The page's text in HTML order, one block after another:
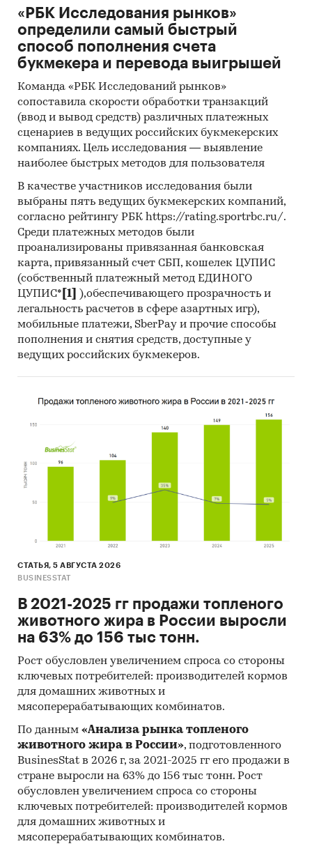
«РБК Исследования рынков»
определили самый быстрый
способ пополнения счета
букмекера и перевода выигрышей
Команда «РБК Исследований рынков»
сопоставила скорости обработки транзакций
(ввод и вывод средств) различных платежных
сценариев в ведущих российских букмекерских
компаниях. Цель исследования — выявление
наиболее быстрых методов для пользователя
В качестве участников исследования были
выбраны пять ведущих букмекерских компаний,
согласно рейтингу РБК https://rating.sportrbc.ru/.
Среди платежных методов были
проанализированы привязанная банковская
карта, привязанный счет СБП, кошелек ЦУПИС
(собственный платежный метод ЕДИНОГО
ЦУПИС* [1]
),обеспечивающего прозрачность и
легальность расчетов в сфере азартных игр),
мобильные платежи, SberPay и прочие способы
пополнения и снятия средств, доступные у
ведущих российских букмекеров.
СТАТЬЯ, 5 АВГУСТА 2026
BUSINESSTAT
В 2021-2025 гг продажи топленого
животного жира в России выросли
на 63% до 156 тыс тонн.
Рост обусловлен увеличением спроса со стороны
ключевых потребителей: производителей кормов
для домашних животных и
мясоперерабатывающих комбинатов.
По данным «Анализа рынка топленого
животного жира в России», подготовленного
BusinesStat в 2026 г, за 2021-2025 гг его продажи в
стране выросли на 63% до 156 тыс тонн. Рост
обусловлен увеличением спроса со стороны
ключевых потребителей: производителей кормов
для домашних животных и
мясоперерабатывающих комбинатов.